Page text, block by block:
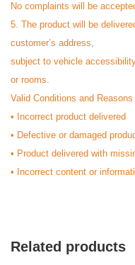
No complaints will be
5. The product will be
customer’s address,
subject to vehicle
or rooms.
Valid Conditions and
• Incorrect product delivered
• Defective or damaged
• Product delivered with
• Incorrect content or
Related products